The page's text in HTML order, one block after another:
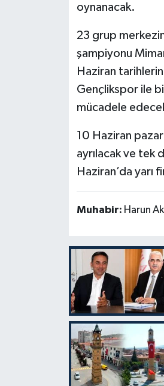
oynanacak.
23 grup
şampiyonu
Haziran
Gençlikspor ile
mücadele
10 Haziran
ayrılacak ve tek
Haziran’da yarı
Muhabir: Harun